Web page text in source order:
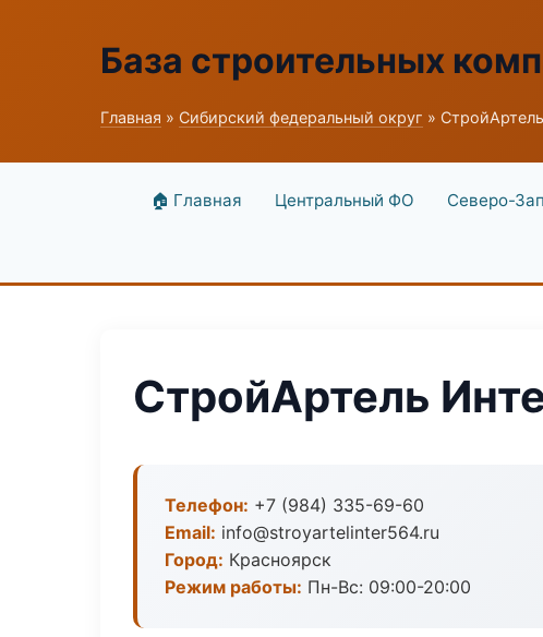
База строительных
Главная » Сибирский федеральный округ »
🏠 Главная Центральный ФО Северо-
СтройАртель
Телефон: +7 (984) 335-69-60
Email: info@stroyartelinter564.ru
Город: Красноярск
Режим работы: Пн-Вс: 09:00-20:00